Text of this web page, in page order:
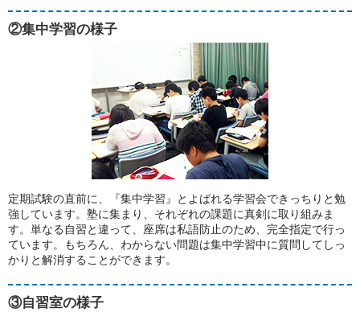
②集中学習の様子
定期試験の直前に、『集中学習』とよばれる学習会できっちりと勉
強しています。塾に集まり、それぞれの課題に真剣に取り組みま
す。単なる自習と違って、座席は私語防止のため、完全指定で行っ
ています。もちろん、わからない問題は集中学習中に質問してしっ
かりと解消することができます。
③自習室の様子